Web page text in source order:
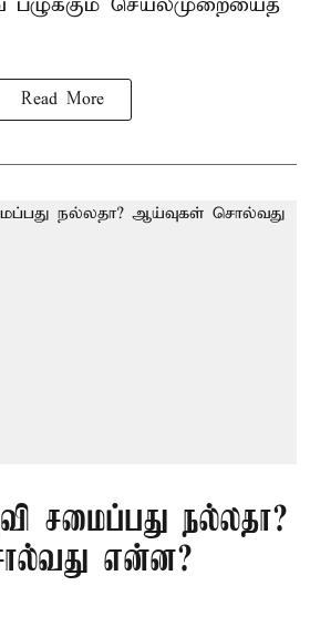
Read More
சமைப்பது நல்லதா?
என்ன?